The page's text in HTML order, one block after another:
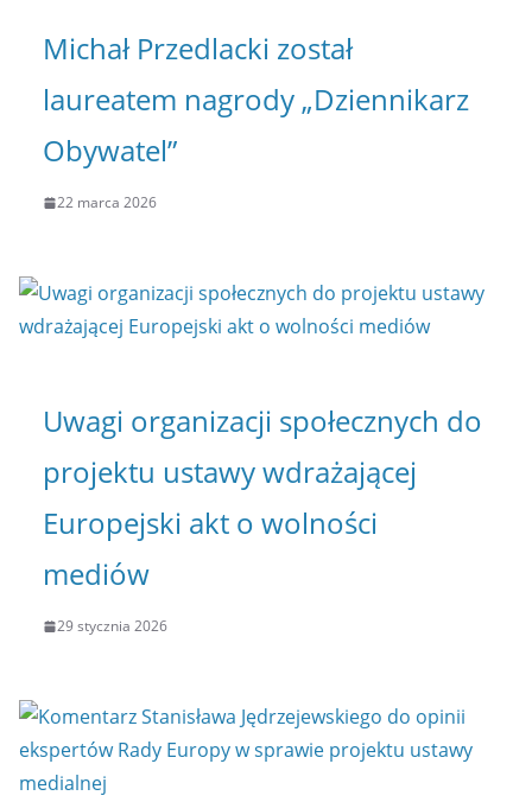
Michał Przedlacki został
laureatem nagrody „Dziennikarz
Obywatel”
22 marca 2026
Uwagi organizacji społecznych do
projektu ustawy wdrażającej
Europejski akt o wolności
mediów
29 stycznia 2026